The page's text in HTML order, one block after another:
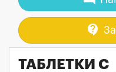
contact_support
ТАБЛЕТКИ С